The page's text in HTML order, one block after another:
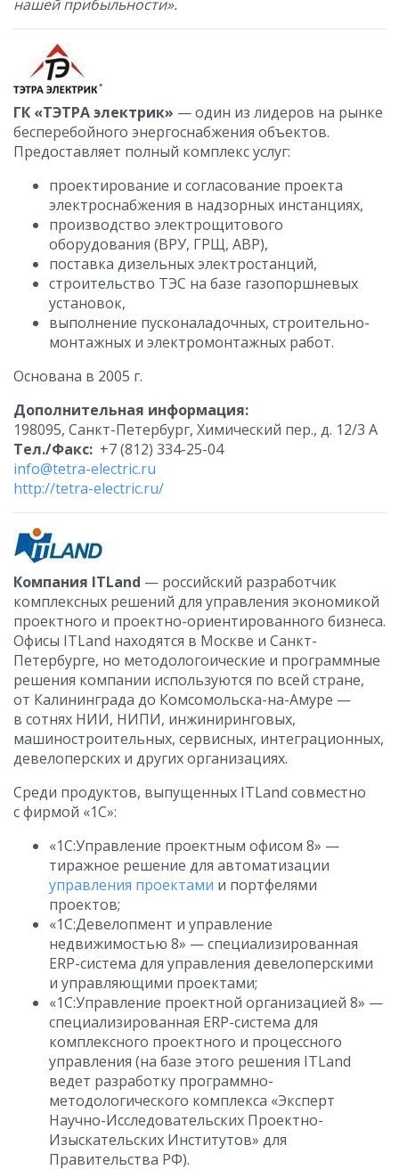
нашей прибыльности».
ГК «ТЭТРА электрик» — один из лидеров на рынке
бесперебойного энергоснабжения объектов.
Предоставляет полный комплекс услуг:
проектирование и согласование проекта
электроснабжения в надзорных инстанциях,
производство электрощитового
оборудования (ВРУ, ГРЩ, АВР),
поставка дизельных электростанций,
строительство ТЭС на базе газопоршневых
установок,
выполнение пусконаладочных, строительно-
монтажных и электромонтажных работ.
Основана в 2005 г.
Дополнительная информация:
198095, Санкт-Петербург, Химический пер., д. 12/3 A
Тел./Факс: +7 (812) 334-25-04
info@tetra-electric.ru
http://tetra-electric.ru/
Компания ITLand — российский разработчик
комплексных решений для управления экономикой
проектного и проектно-ориентированного бизнеса.
Офисы ITLand находятся в Москве и Санкт-
Петербурге, но методологоические и программные
решения компании используются по всей стране,
от Калининграда до Комсомольска-на-Амуре —
в сотнях НИИ, НИПИ, инжиниринговых,
машиностроительных, сервисных, интеграционных,
девелоперских и других организациях.
Среди продуктов, выпущенных ITLand совместно
с фирмой «1С»:
«1С:Управление проектным офисом 8» —
тиражное решение для автоматизации
управления проектами и портфелями
проектов;
«1С:Девелопмент и управление
недвижимостью 8» — специализированная
ERP-система для управления девелоперскими
и управляющими проектами;
«1С:Управление проектной организацией 8» —
специализированная ERP-система для
комплексного проектного и процессного
управления (на базе этого решения ITLand
ведет разработку программно-
методологического комплекса «Эксперт
Научно-Исследовательских Проектно-
Изыскательских Институтов» для
Правительства РФ).